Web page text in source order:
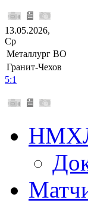
13.05.2026,
Ср
Металлург ВО
Гранит-Чехов
5:1